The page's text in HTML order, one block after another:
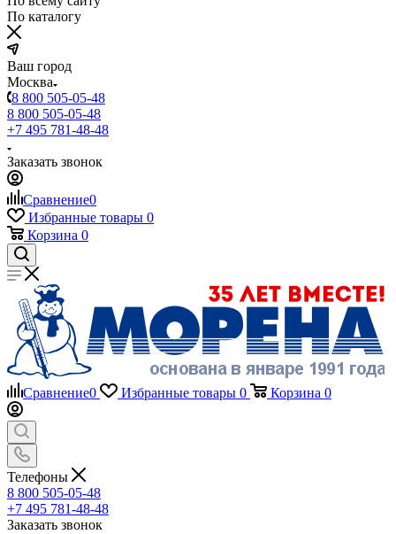
По каталогу
Ваш город
Москва
8 800 505-05-48
8 800 505-05-48
+7 495 781-48-48
Заказать звонок
Сравнение0
Избранные товары 0
Корзина 0
Сравнение0 Избранные товары 0 Корзина 0
Телефоны
8 800 505-05-48
+7 495 781-48-48
Заказать звонок